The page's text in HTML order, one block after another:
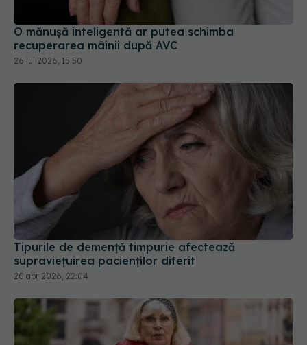
O mănușă inteligentă ar putea schimba
recuperarea mâinii după AVC
26 iul 2026, 15:50
Tipurile de demență timpurie afectează
supraviețuirea pacienților diferit
20 apr 2026, 22:04